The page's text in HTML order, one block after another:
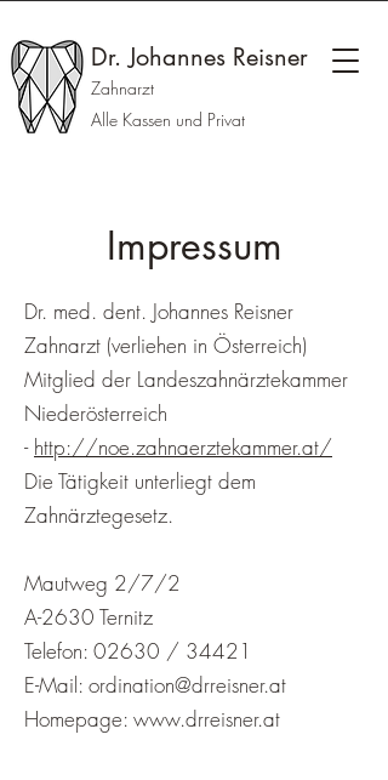
Dr. Johannes Reisner
Zahnarzt
Alle Kassen und Privat
Impressum
Dr. med. dent. Johannes Reisner
Zahnarzt (verliehen in Österreich)
Mitglied der Landeszahnärztekammer
Niederösterreich
- http://noe.zahnaerztekammer.at/
Die Tätigkeit unterliegt dem
Zahnärztegesetz.
Mautweg 2/7/2
A-2630 Ternitz
Telefon: 02630 / 34421
E-Mail: ordination@drreisner.at
Homepage: www.drreisner.at